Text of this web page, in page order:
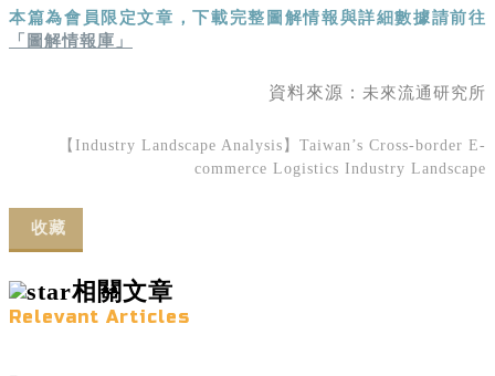
本篇為會員限定文章，下載完整圖解情報與詳細數據請前往
「圖解情報庫」
資料來源： 未來流通研究所
【Industry Landscape Analysis】Taiwan’s Cross-border E-
commerce Logistics Industry Landscape
收藏
相關文章
Relevant Articles